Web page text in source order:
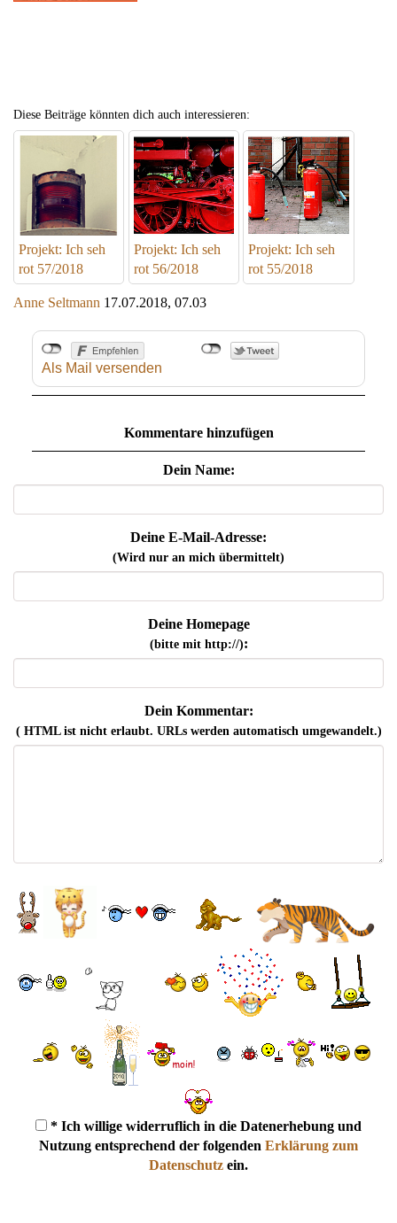
Diese Beiträge könnten dich auch interessieren:
Projekt: Ich seh
rot 57/2018
Projekt: Ich seh
rot 56/2018
Projekt: Ich seh
rot 55/2018
Anne Seltmann 17.07.2018, 07.03
Als Mail versenden
Kommentare hinzufügen
Dein Name:
Deine E-Mail-Adresse:
(Wird nur an mich übermittelt)
Deine Homepage
(bitte mit http://):
Dein Kommentar:
( HTML ist nichterlaubt. URLs werden automatisch umgewandelt.)
* Ich willige widerruflich in die Datenerhebung und
Nutzung entsprechend der folgenden Erklärung zum
Datenschutz ein.